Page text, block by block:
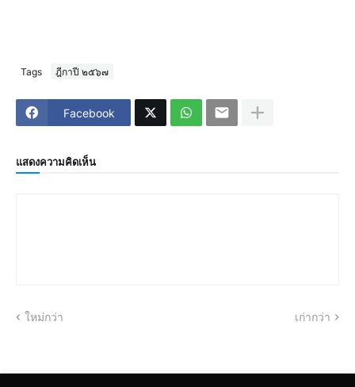
Tags ฎีกาปี ๒๕๖๗
Facebook
แสดงความคิดเห็น
ใหม่กว่า เก่ากว่า